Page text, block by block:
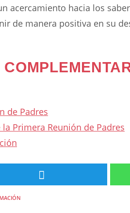
acercamiento hacia los
de manera positiva en su
de Padres
Primera Reunión de Padres